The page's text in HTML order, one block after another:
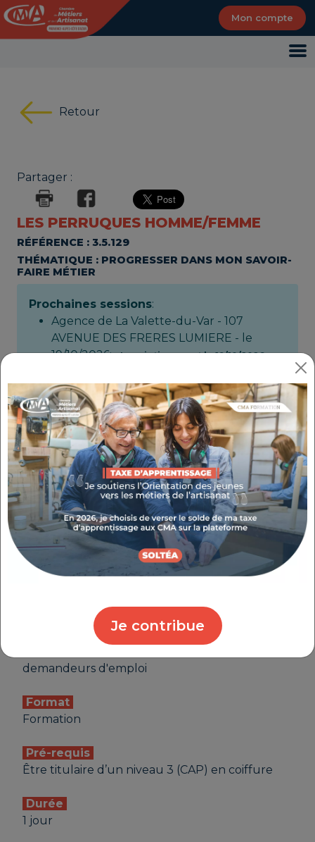
Mon compte
Je contribue
Retour
Partager :
LES PERRUQUES HOMME/FEMME
RÉFÉRENCE : 3.5.129
THÉMATIQUE : PROGRESSER DANS MON SAVOIR-
FAIRE MÉTIER
Prochaines sessions:
Agence de La Valette-du-Var - 107
AVENUE DES FRERES LUMIERE - le
19/10/2026; Inscription avant le 19/10/2026
Objectifs
Maîtrisez les fondamentaux liés au choix, à
l’adaptation, à l’entretien et à la vente de
perruques afin d’apporter une réponse
professionnelle et personnalisée aux besoins
des clients.
Les +
Atelier participatifen petit groupe
Animation par des
consultants experts
demandeurs d'emploi
Format
Formation
Pré-requis
Être titulaire d’un niveau 3 (CAP) en coiffure
Durée
1 jour
Panneau de gestion des cookies